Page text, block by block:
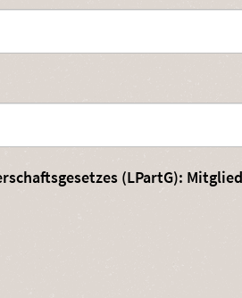
/ eingetragenen Lebenspartners im Sinne des